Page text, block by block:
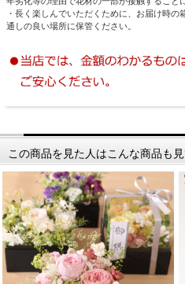
・長く楽しんでいただくために、お届け時
通しの良い場所に保管ください。
この商品を見た人はこんな商品も